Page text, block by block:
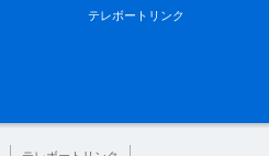
テレボートリンク